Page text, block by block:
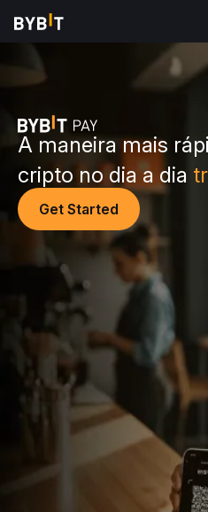
A maneira mais
cripto no dia a dia
Get Started